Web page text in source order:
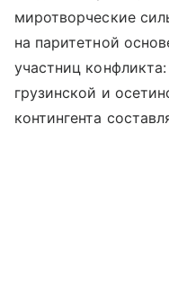
миротворческие
на паритетной
участниц
грузинской и
контингента